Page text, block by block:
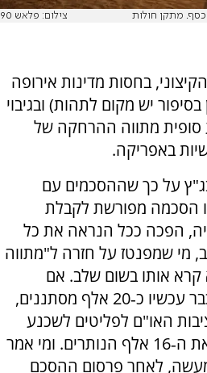
כסף. מתקן חולות צילום: פלאש 90
בחסות מדינות אירופה
יש מקום לתהות) ובגיבוי
סופית מתווה ההרחקה של
באפריקה.
על כך שההסכמים עם
הסכמה מפורשת לקבלת
הפכה ככל הנראה את כל
מי שמפנטז על חזרה ל"מתווה
אותו בשום שלב. אם
לתמצת: ישראל תקלוט כבר עכשיו כ‑20 אלף מסתננים,
האו"ם לפליטים לשכנע
מדינות באירופה לקלוט את ה‑16 אלף הנותרים. ומי אמר
לאחר פרסום ההסכם